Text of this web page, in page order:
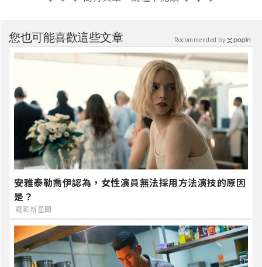
您也可能喜歡這些文章
安雅泰勒喬伊認為，女性演員無法採用方法演技的原因
是？
電影新星聞
Recommended by